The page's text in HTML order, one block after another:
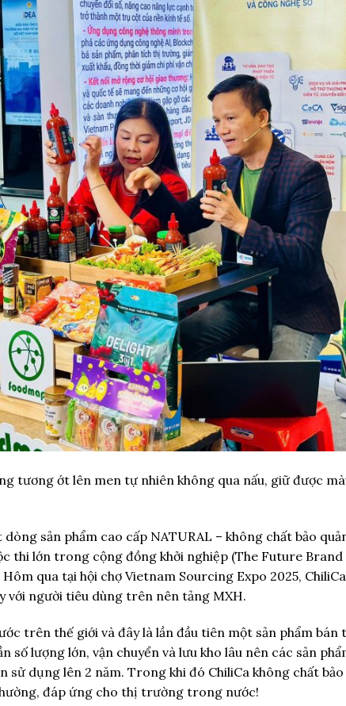
tương ớt lên men tự nhiên không qua nấu, giữ được
sản phẩm cao cấp NATURAL – không chất bảo
thi lớn trong cộng đồng khởi nghiệp (The Future
qua tại hội chợ Vietnam Sourcing Expo 2025,
với người tiêu dùng trên nên tảng MXH.
trên thế giới và đây là lần đầu tiên một sản phẩm
số lượng lớn, vận chuyển và lưu kho lâu nên các sản
sử dụng lên 2 năm. Trong khi đó ChiliCa không chất
đáp ứng cho thị trường trong nước!